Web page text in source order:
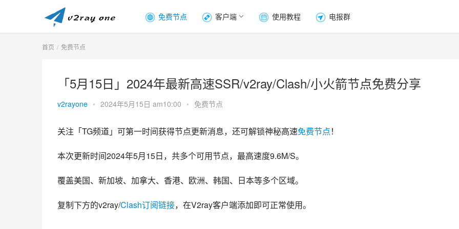
免费节点 客户端 使用教程 电报群
首页 免费节点
「5月15日」2024年最新高速SSR/v2ray/Clash/小火箭节点免费分享
v2rayone • 2024年5月15日 am10:00 • 免费节点
关注「TG频道」可第一时间获得节点更新消息，还可解锁神秘高速免费节点！
本次更新时间2024年5月15日，共多个可用节点，最高速度9.6M/S。
覆盖美国、新加坡、加拿大、香港、欧洲、韩国、日本等多个区域。
复制下方的v2ray/Clash订阅链接，在V2ray客户端添加即可正常使用。